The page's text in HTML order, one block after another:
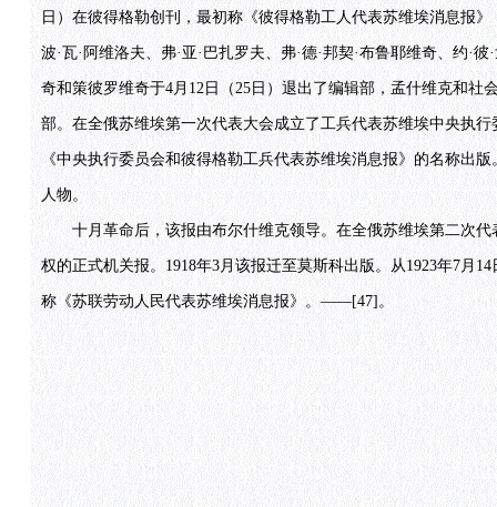
日）在彼得格勒创刊，最初称《彼得格勒工人代表苏维埃消息报
波·瓦·阿维洛夫、弗·亚·巴扎罗夫、弗·德·邦契·布鲁耶维奇、约
奇和策彼罗维奇于4月12日（25日）退出了编辑部，孟什维克和社
部。在全俄苏维埃第一次代表大会成立了工兵代表苏维埃中央执
《中央执行委员会和彼得格勒工兵代表苏维埃消息报》的名称出
人物。
十月革命后，该报由布尔什维克领导。在全俄苏维埃第二次代
权的正式机关报。1918年3月该报迁至莫斯科出版。从1923年7月
称《苏联劳动人民代表苏维埃消息报》。——[47]。